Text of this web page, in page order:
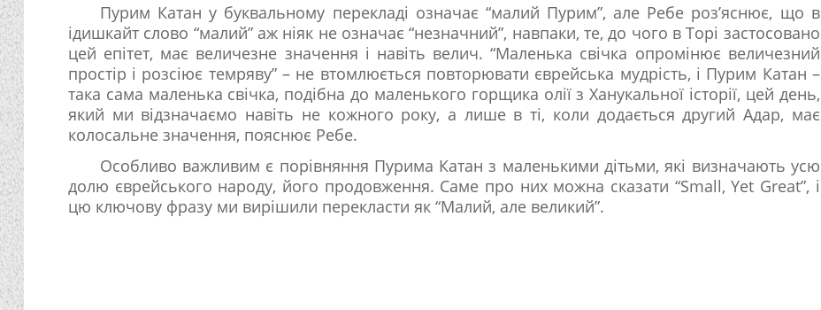
Пурим Катан у буквальному перекладі означає “малий Пурим”, але Ребе роз’яснює, що в
ідишкайт слово “малий” аж ніяк не означає “незначний”, навпаки, те, до чого в Торі застосовано
цей епітет, має величезне значення і навіть велич. “Маленька свічка опромінює величезний
простір і розсіює темряву” – не втомлюється повторювати єврейська мудрість, і Пурим Катан –
така сама маленька свічка, подібна до маленького горщика олії з Ханукальної історії, цей день,
який ми відзначаємо навіть не кожного року, а лише в ті, коли додається другий Адар, має
колосальне значення, пояснює Ребе.
Особливо важливим є порівняння Пурима Катан з маленькими дітьми, які визначають усю
долю єврейського народу, його продовження. Саме про них можна сказати “Small, Yet Great”, і
цю ключову фразу ми вирішили перекласти як “Малий, але великий”.